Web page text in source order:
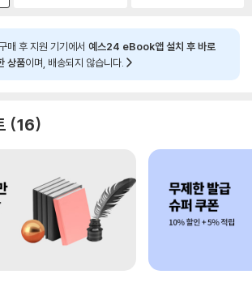
매 후 지원 기기에서 예스24 eBook앱 설치 후 바로
상품이며, 배송되지 않습니다.
16